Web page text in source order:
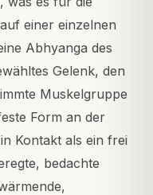
einer einzelnen
Abhyanga des
Gelenk, den
Muskelgruppe
Form an der
Kontakt als ein frei
bedachte